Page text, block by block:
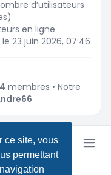
ce site, vous
permettant
d’utilisateurs
en ligne
le 23 juin 2026, 07:46
membres • Notre